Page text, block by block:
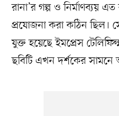
রানা’র গল্প ও নির্মাণব্যয়
প্রযোজনা করা কঠিন ছিল।
যুক্ত হয়েছে ইমপ্রেস
ছবিটি এখন দর্শকের